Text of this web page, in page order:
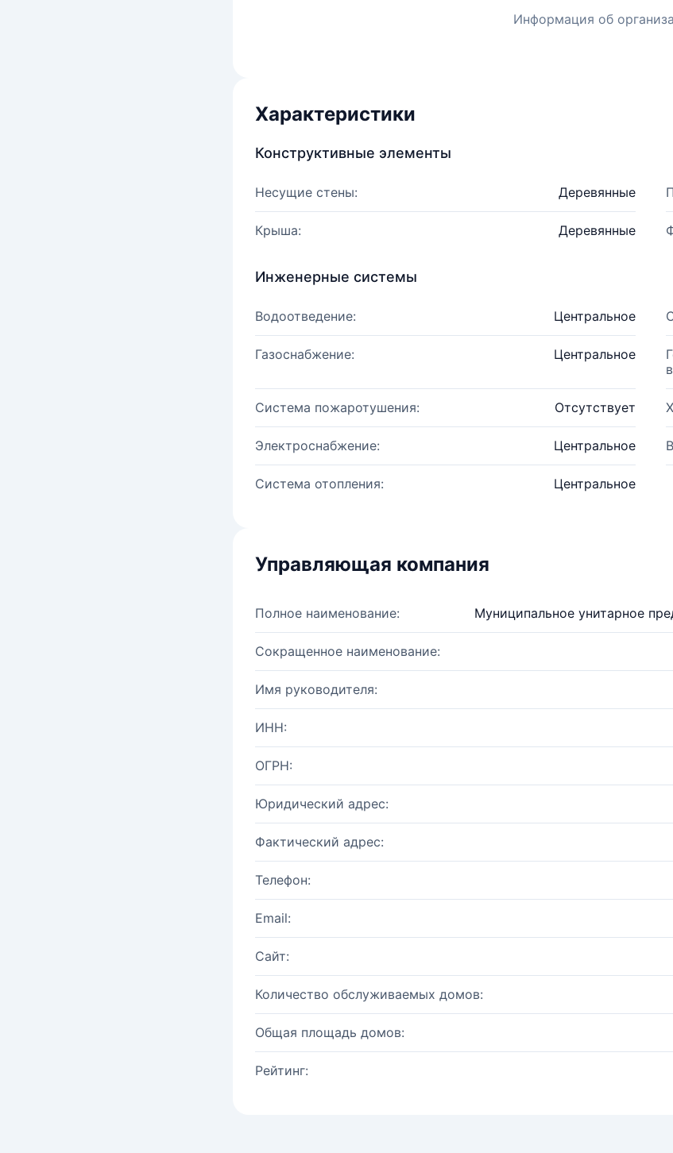
Информация об
Характеристики
Конструктивные элементы
Несущие стены: Деревянные
Крыша: Деревянные
Инженерные системы
Водоотведение: Центральное
Газоснабжение: Центральное
Система пожаротушения: Отсутствует
Электроснабжение: Центральное
Система отопления: Центральное
Управляющая компания
Полное наименование: Муниципальное унитарное
Сокращенное наименование:
Имя руководителя:
ИНН:
ОГРН:
Юридический адрес:
Фактический адрес:
Телефон:
Email:
Сайт:
Количество обслуживаемых домов:
Общая площадь домов:
Рейтинг: